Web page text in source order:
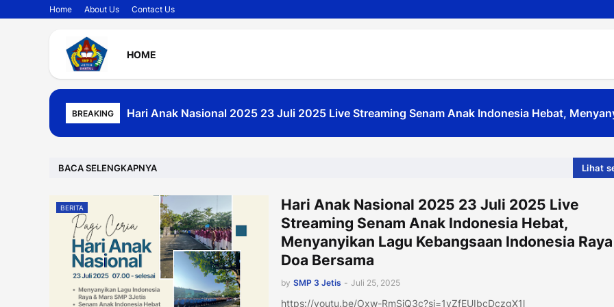
Home About Us Contact Us
HOME
BREAKING MPLS RAMAH 2025 Pembukaan Masa Pengenalan Lingkungan Sekolah TA 2025-2026
BACA SELENGKAPNYA Lihat
BERITA
Hari Anak Nasional 2025 23 Juli 2025 Live
Streaming Senam Anak Indonesia Hebat,
Menyanyikan Lagu Kebangsaan Indonesia
Doa Bersama
by SMP 3 Jetis - Juli 25, 2025
https://youtu.be/Oxw-RmSjQ3c?si=1yZfEUIbcDczgX1l